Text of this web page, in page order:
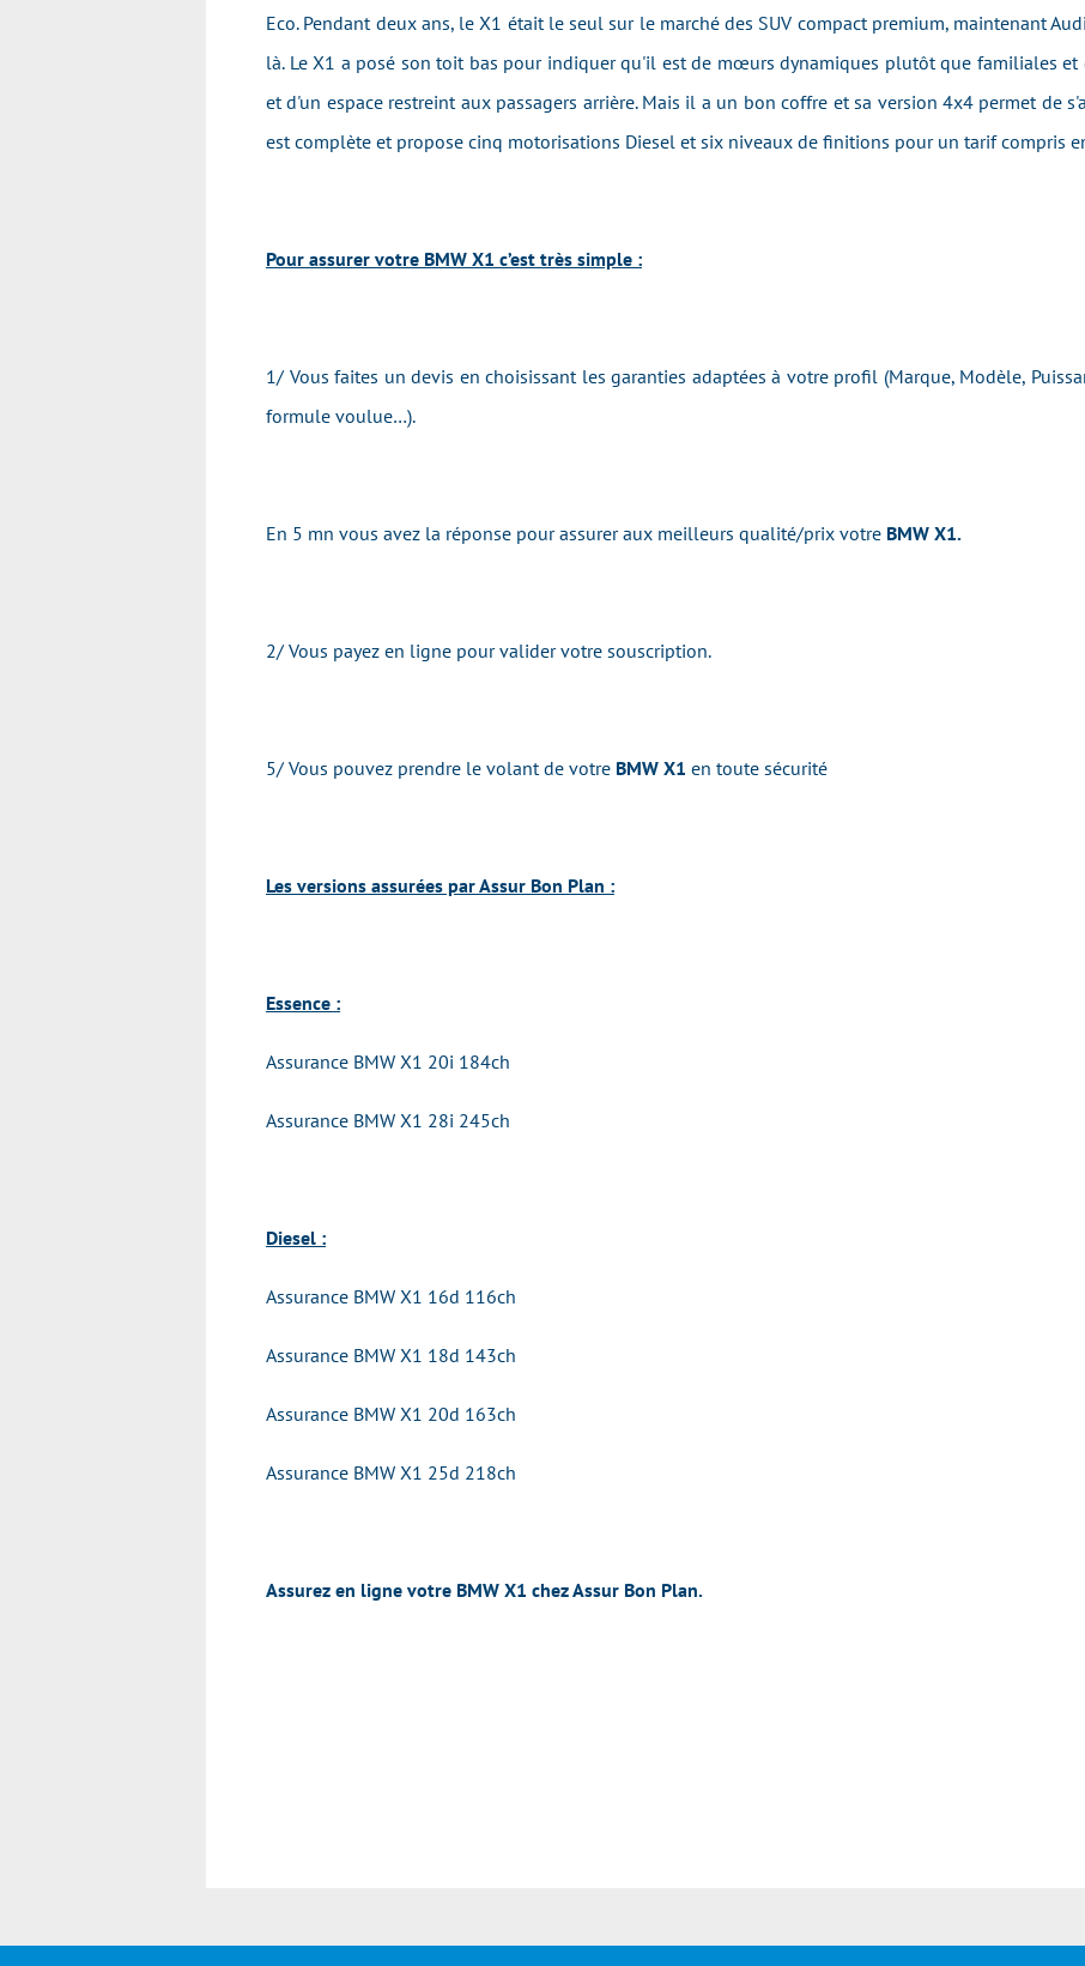
Eco. Pendant deux ans, le X1 était le seul sur le marché des SUV compact premium, maintenant
là. Le X1 a posé son toit bas pour indiquer qu'il est de mœurs dynamiques plutôt que familiales et
et d'un espace restreint aux passagers arrière. Mais il a un bon coffre et sa version 4x4 permet de
est complète et propose cinq motorisations Diesel et six niveaux de finitions pour un tarif compris
Pour assurer votre BMW X1 c’est très simple :
1/ Vous faites un devis en choisissant les garanties adaptées à votre profil (Marque, Modèle,
formule voulue…).
En 5 mn vous avez la réponse pour assurer aux meilleurs qualité/prix votre BMW X1.
2/ Vous payez en ligne pour valider votre souscription.
5/ Vous pouvez prendre le volant de votre BMW X1 en toute sécurité
Les versions assurées par Assur Bon Plan :
Essence :
Assurance BMW X1 20i 184ch
Assurance BMW X1 28i 245ch
Diesel :
Assurance BMW X1 16d 116ch
Assurance BMW X1 18d 143ch
Assurance BMW X1 20d 163ch
Assurance BMW X1 25d 218ch
Assurez en ligne votre BMW X1 chez Assur Bon Plan.